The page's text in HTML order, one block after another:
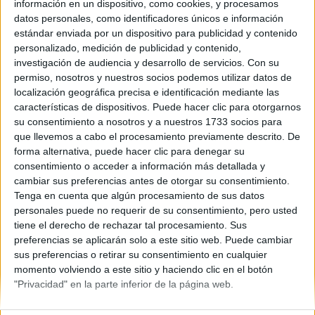
información en un dispositivo, como cookies, y procesamos
datos personales, como identificadores únicos e información
estándar enviada por un dispositivo para publicidad y contenido
personalizado, medición de publicidad y contenido,
investigación de audiencia y desarrollo de servicios. Con su
permiso, nosotros y nuestros socios podemos utilizar datos de
localización geográfica precisa e identificación mediante las
características de dispositivos. Puede hacer clic para otorgarnos
su consentimiento a nosotros y a nuestros 1733 socios para
que llevemos a cabo el procesamiento previamente descrito. De
forma alternativa, puede hacer clic para denegar su
consentimiento o acceder a información más detallada y
cambiar sus preferencias antes de otorgar su consentimiento.
Tenga en cuenta que algún procesamiento de sus datos
personales puede no requerir de su consentimiento, pero usted
tiene el derecho de rechazar tal procesamiento. Sus
preferencias se aplicarán solo a este sitio web. Puede cambiar
sus preferencias o retirar su consentimiento en cualquier
momento volviendo a este sitio y haciendo clic en el botón
"Privacidad" en la parte inferior de la página web.
ke pone
11 comentarios
Nueva por aki!!
StHeRcIlLa 18/10/2006
Ola wenas q tal??pos na que soy nueva por aki y solo kria
saludaros..enga un bsillo!!
4 comentarios
Quiénes somos |Contactar|Anúnciate
Aviso legal|Politica de privacidad|Condiciones generales|
de cookies